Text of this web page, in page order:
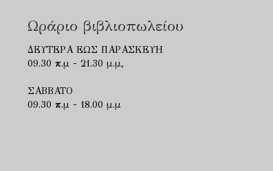
Ωράριο βιβλιοπωλείου
ΔΕΥΤΕΡΑ ΕΩΣ ΠΑΡΑΣΚΕΥΗ
09.30 π.μ - 21.30 μ.μ,
ΣΑΒΒΑΤΟ
09.30 π.μ - 18.00 μ.μ